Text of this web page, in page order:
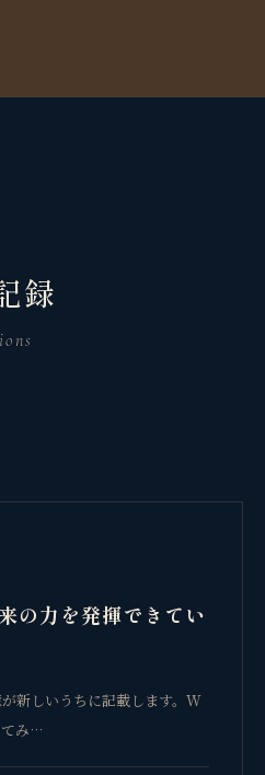
録
の力を発揮できてい
新しいうちに記載します。W
てみ…